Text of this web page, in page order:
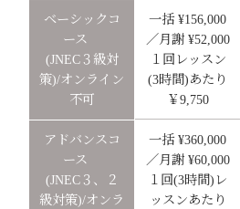
ベーシックコ
ース
(JNEC３級対
策)/オンライン
不可
一括 ¥156,000
／月謝 ¥52,000
１回レッスン
(3時間)あたり
￥9,750
アドバンスコ
ース
(JNEC３、２
級対策)/オンラ
一括 ¥360,000
／月謝 ¥60,000
１回(3時間)レ
ッスンあたり